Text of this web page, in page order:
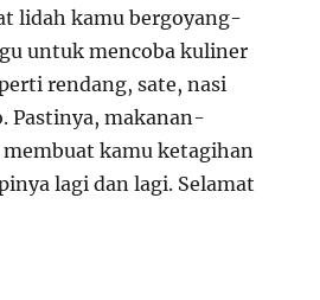
lidah kamu bergoyang-
untuk mencoba kuliner
rendang, sate, nasi
Pastinya, makanan-
kamu ketagihan
lagi dan lagi. Selamat